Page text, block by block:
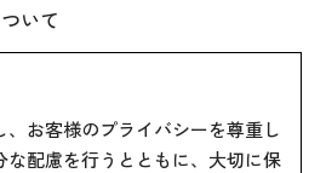
いて
お客様のプライバシーを尊重し
な配慮を行うとともに、大切に保